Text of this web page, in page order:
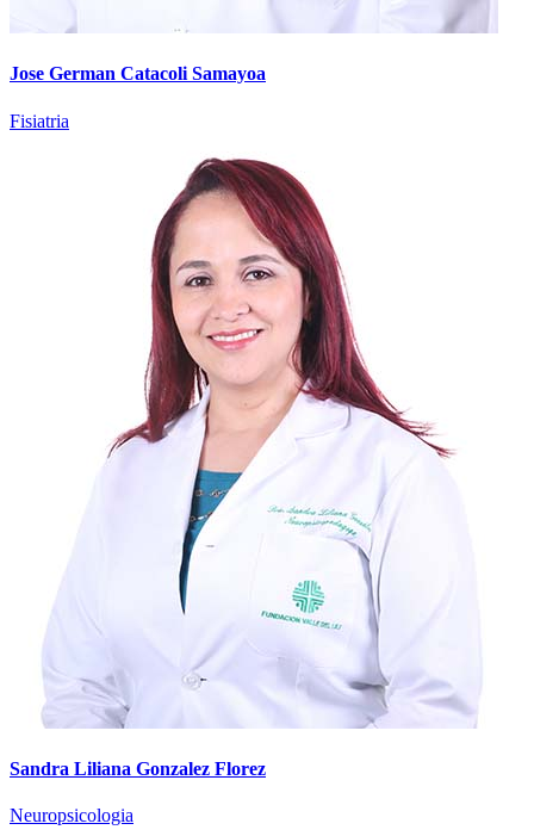
Jose German Catacoli Samayoa
Fisiatria
Sandra Liliana Gonzalez Florez
Neuropsicologia